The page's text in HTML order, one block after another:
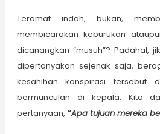
Teramat indah, bukan,
membicarakan keburukan
dicanangkan “musuh”? Padahal,
dipertanyakan sejenak saja,
kesahihan konspirasi tersebut
bermunculan di kepala. Kita
pertanyaan, “Apa tujuan mereka